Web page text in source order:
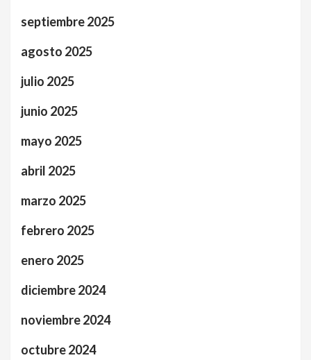
septiembre 2025
agosto 2025
julio 2025
junio 2025
mayo 2025
abril 2025
marzo 2025
febrero 2025
enero 2025
diciembre 2024
noviembre 2024
octubre 2024